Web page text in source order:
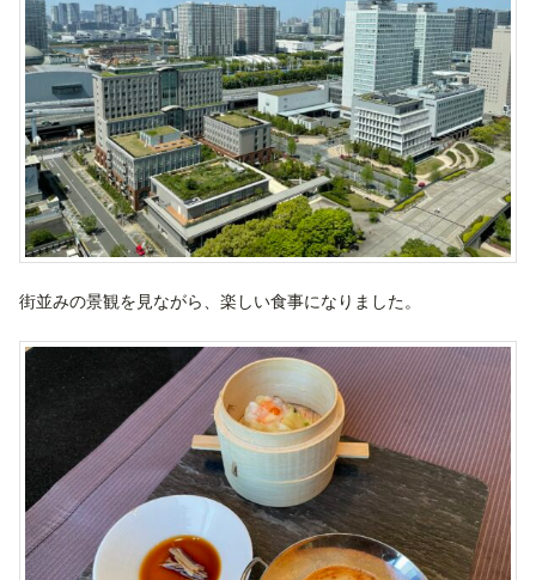
街並みの景観を見ながら、楽しい食事になりました。